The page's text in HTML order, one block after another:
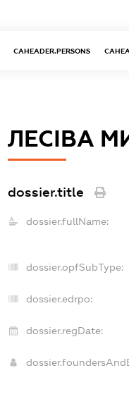
CAHEADER.PERSONS
ЛЕСІВА
dossier.title
dossier.fullName:
dossier.opfSubType:
dossier.edrpo:
dossier.regDate: